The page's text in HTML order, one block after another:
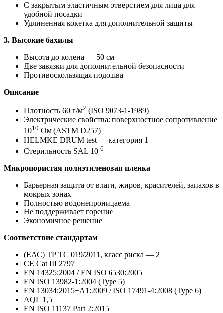
С закрытым эластичным отверстием для лица для
удобной посадки
Удлиненная кокетка для дополнительной защиты
3. Высокие бахилы
Высота до колена — 50 см
Две завязки для дополнительной безопасности
Противоскользящая подошва
Описание
Плотность 60 г/м2 (ISO 9073-1-1989)
Электрические свойства: поверхностное сопротивление
1010 Ом(ASTM D257)
HELMKE DRUM test — категория 1
Стерильность SAL 10-6
Микропористая полиэтиленовая пленка
Барьерная защита от влаги, жиров, красителей, запахов в
мокрых зонах
Полностью водонепроницаема
Не поддерживает горение
Экономичное решение
Соответствие стандартам
(ЕАС) ТР ТС 019/2011, класс риска — 2
CE Cat III 2797
EN 14325:2004 / EN ISO 6530:2005
EN ISO 13982-1:2004 (Type 5)
EN 13034:2015+A1:2009 / ISO 17491-4:2008 (Type 6)
AQL 1,5
EN ISO 11137 Part 2:2015